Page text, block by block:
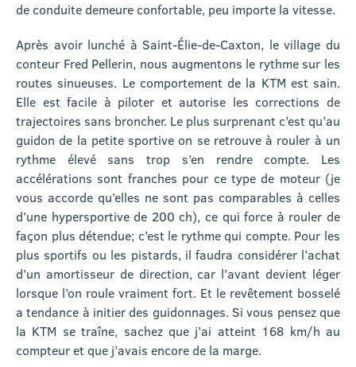
de conduite demeure confortable, peu importe la vitesse.
Après avoir lunché à Saint-Élie-de-Caxton, le village du
conteur Fred Pellerin, nous augmentons le rythme sur les
routes sinueuses. Le comportement de la KTM est sain.
Elle est facile à piloter et autorise les corrections de
trajectoires sans broncher. Le plus surprenant c’est qu’au
guidon de la petite sportive on se retrouve à rouler à un
rythme élevé sans trop s’en rendre compte. Les
accélérations sont franches pour ce type de moteur (je
vous accorde qu’elles ne sont pas comparables à celles
d’une hypersportive de 200 ch), ce qui force à rouler de
façon plus détendue; c’est le rythme qui compte. Pour les
plus sportifs ou les pistards, il faudra considérer l’achat
d’un amortisseur de direction, car l’avant devient léger
lorsque l’on roule vraiment fort. Et le revêtement bosselé
a tendance à initier des guidonnages. Si vous pensez que
la KTM se traîne, sachez que j’ai atteint 168 km/h au
compteur et que j’avais encore de la marge.